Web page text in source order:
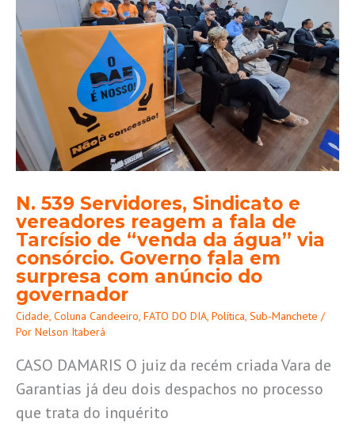
dizer
se
DAE
terá
ou
não
R$
milhões
em
financiamento
N. 539 Servidores, Sindicato e
vereadores reagem a fala de
Tarcísio de “venda da água” via
consórcio. Governo fala em
surpresa com anúncio do
governador
Cidade, Coluna Candeeiro, FATO DO DIA, Política, Sub-Manchete /
Por Nelson Itaberá
CASO DAMARIS O juiz da recém criada Vara de
Garantias já deu dois despachos no processo
que trata do inquérito
Sindicato
e
vereadores
reagem
a
fala
de
Tarcísio
de
“venda
da
água”
via
consórcio.
fala
em
surpresa